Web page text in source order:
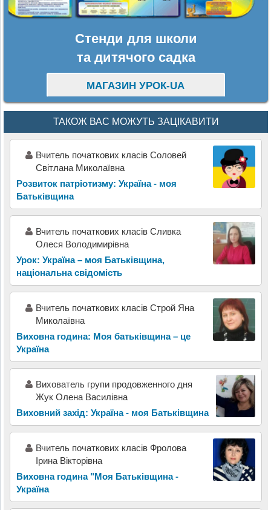
Стенди для школи
та дитячого садка
МАГАЗИН УРОК-UA
ТАКОЖ ВАС МОЖУТЬ ЗАЦІКАВИТИ
Вчитель початкових класів Соловей
Світлана Миколаївна
Розвиток патріотизму: Україна - моя
Батьківщина
Вчитель початкових класів Сливка
Олеся Володимирівна
Урок: Україна – моя Батьківщина,
національна свідомість
Вчитель початкових класів Строй Яна
Миколаївна
Виховна година: Моя батьківщина – це
Україна
Вихователь групи продовженного дня
Жук Олена Василівна
Виховний захід: Україна - моя Батьківщина
Вчитель початкових класів Фролова
Ірина Вікторівна
Виховна година "Моя Батьківщина -
Україна